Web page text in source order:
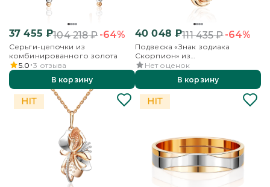
37 455 ₽104 218₽-64%
Серьги-цепочки из
комбинированного золота
5.0 3 отзыва
В корзину
40 048 ₽111 435₽-64%
Подвеска «Знак зодиака
Скорпион» из
комбинированного золота
Нет оценок
В корзину